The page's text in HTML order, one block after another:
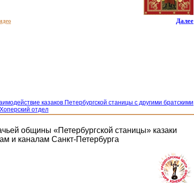
Далее
казаков Петербургской станицы с другими братскими
Хоперский отдел
общины «Петербургской станицы» казаки
и каналам Санкт-Петербурга